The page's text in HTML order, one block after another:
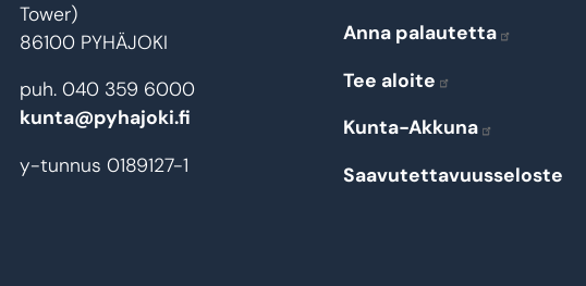
Tower)
86100 PYHÄJOKI
puh. 040 359 6000
kunta@pyhajoki.fi
y-tunnus 0189127-1
Anna palautetta
Tee aloite
Kunta-Akkuna
Saavutettavuusseloste